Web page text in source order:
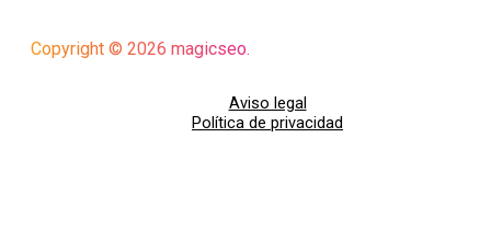
Copyright © 2026 magicseo.
Aviso legal
Política de privacidad